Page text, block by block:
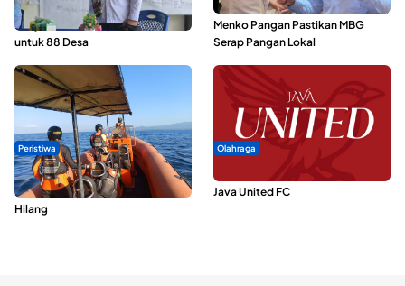
ABDESI Morotai Apresiasi
Penyaluran ADD Rp3,13 Miliar
untuk 88 Desa
SPPG di Maluku Utara Dipercepat,
Menko Pangan Pastikan MBG
Serap Pangan Lokal
Peristiwa
Dua Longboat Bertabrakan di
Perairan Taliabu, Satu Nelayan
Hilang
Olahraga
Dari Malut United Berubah Jadi
Java United FC